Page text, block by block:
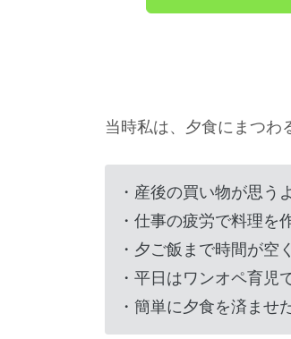
当時私は、夕食にまつわ
・産後の買い物が思う
・仕事の疲労で料理を
・夕ご飯まで時間が空
・平日はワンオペ育児
・簡単に夕食を済ませ